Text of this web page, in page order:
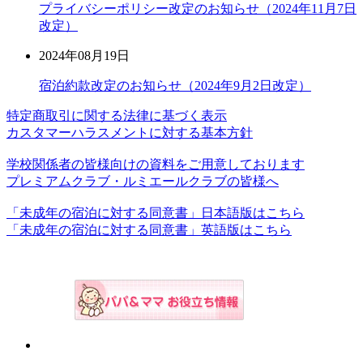
プライバシーポリシー改定のお知らせ（2024年11月7日
改定）
2024年08月19日
宿泊約款改定のお知らせ（2024年9月2日改定）
特定商取引に関する法律に基づく表示
カスタマーハラスメントに対する基本方針
学校関係者の皆様向けの資料をご用意しております
プレミアムクラブ・ルミエールクラブの皆様へ
「未成年の宿泊に対する同意書」日本語版はこちら
「未成年の宿泊に対する同意書」英語版はこちら